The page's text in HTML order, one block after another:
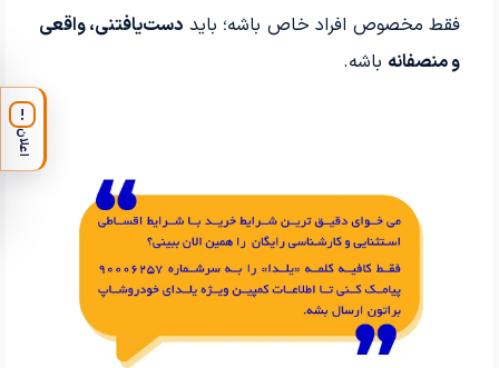
فقط مخصوص افراد خاص باشه؛ باید دست‌یافتنی، واقعی
و منصفانه باشه.
!
اعلان